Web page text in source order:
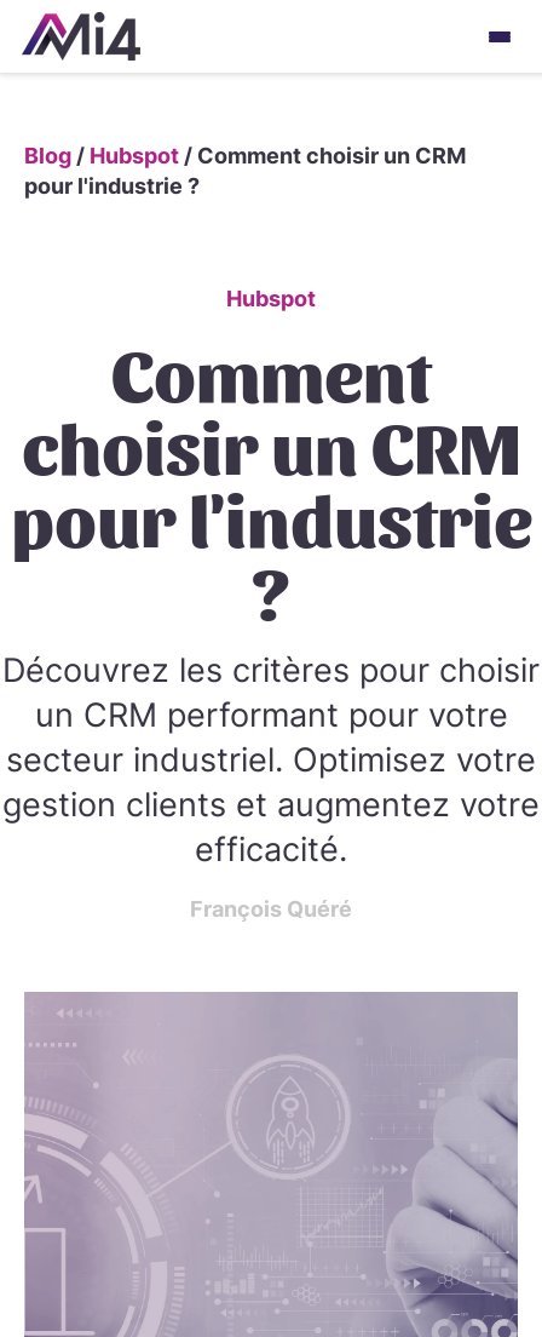
Blog / Hubspot / Comment choisir un CRM
pour l'industrie ?
Hubspot
Comment
choisir un CRM
pour l'industrie
?
Découvrez les critères pour choisir
un CRM performant pour votre
secteur industriel. Optimisez votre
gestion clients et augmentez votre
efficacité.
François Quéré